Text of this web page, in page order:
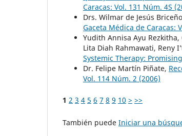
Caracas: Vol. 131 Núm. 4S
Drs. Wilmar de Jesús
Gaceta Médica de Caracas:
Yudith Annisa Ayu
Lita Diah Rahmawati, Reny
Systemic Therapy:
Dr. Felipe Martín Piñate,
Vol. 114 Núm. 2 (2006)
1 2 3 4 5 6 7 8 9 10 > >>
También puede Iniciar una